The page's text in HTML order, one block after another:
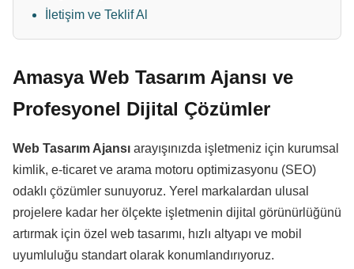
İletişim ve Teklif Al
Amasya Web Tasarım Ajansı ve
Profesyonel Dijital Çözümler
Web Tasarım Ajansı arayışınızda işletmeniz için kurumsal
kimlik, e-ticaret ve arama motoru optimizasyonu (SEO)
odaklı çözümler sunuyoruz. Yerel markalardan ulusal
projelere kadar her ölçekte işletmenin dijital görünürlüğünü
artırmak için özel web tasarımı, hızlı altyapı ve mobil
uyumluluğu standart olarak konumlandırıyoruz.